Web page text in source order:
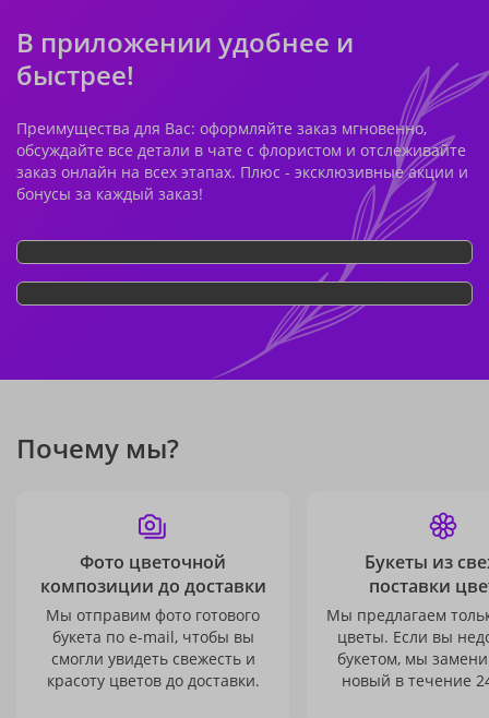
В приложении удобнее и
быстрее!
Преимущества для Вас: оформляйте заказ мгновенно,
обсуждайте все детали в чате с флористом и отслеживайте
заказ онлайн на всех этапах. Плюс - эксклюзивные акции и
бонусы за каждый заказ!
Почему мы?
Фото цветочной
композиции до доставки
Мы отправим фото готового
букета по e-mail, чтобы вы
смогли увидеть свежесть и
красоту цветов до доставки.
Букеты из
поставки
Мы предлагаем
цветы. Если вы
букетом, мы
новый в течение